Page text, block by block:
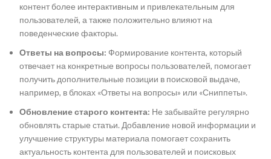
контент более интерактивным и привлекательным для
пользователей, а также положительно влияют на
поведенческие факторы.
Ответы на вопросы: Формирование контента, который
отвечает на конкретные вопросы пользователей, помогает
получить дополнительные позиции в поисковой выдаче,
например, в блоках «Ответы на вопросы» или «Сниппеты».
Обновление старого контента: Не забывайте регулярно
обновлять старые статьи. Добавление новой информации и
улучшение структуры материала помогает сохранить
актуальность контента для пользователей и поисковых